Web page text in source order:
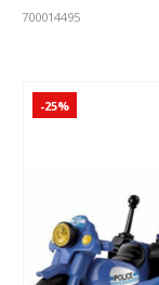
700014495
-25%